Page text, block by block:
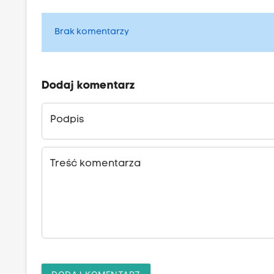
Brak komentarzy
Dodaj komentarz
Podpis
Treść komentarza